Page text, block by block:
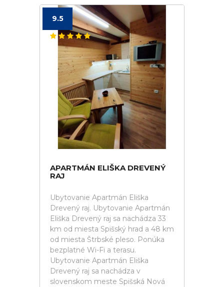
9.5
APARTMÁN ELIŠKA DREVENÝ
RAJ
Ubytovanie Apartmán Eliška
Drevený raj. Ubytovanie Apartmán
Eliška Drevený raj sa nachádza 33
km od miesta Spišský hrad a 48 km
od miesta Štrbské pleso. Ponúka
bezplatné Wi-Fi a terasu.
Ubytovanie Apartmán Eliška
Drevený raj sa nachádza v
slovenskom meste Spišská Nová